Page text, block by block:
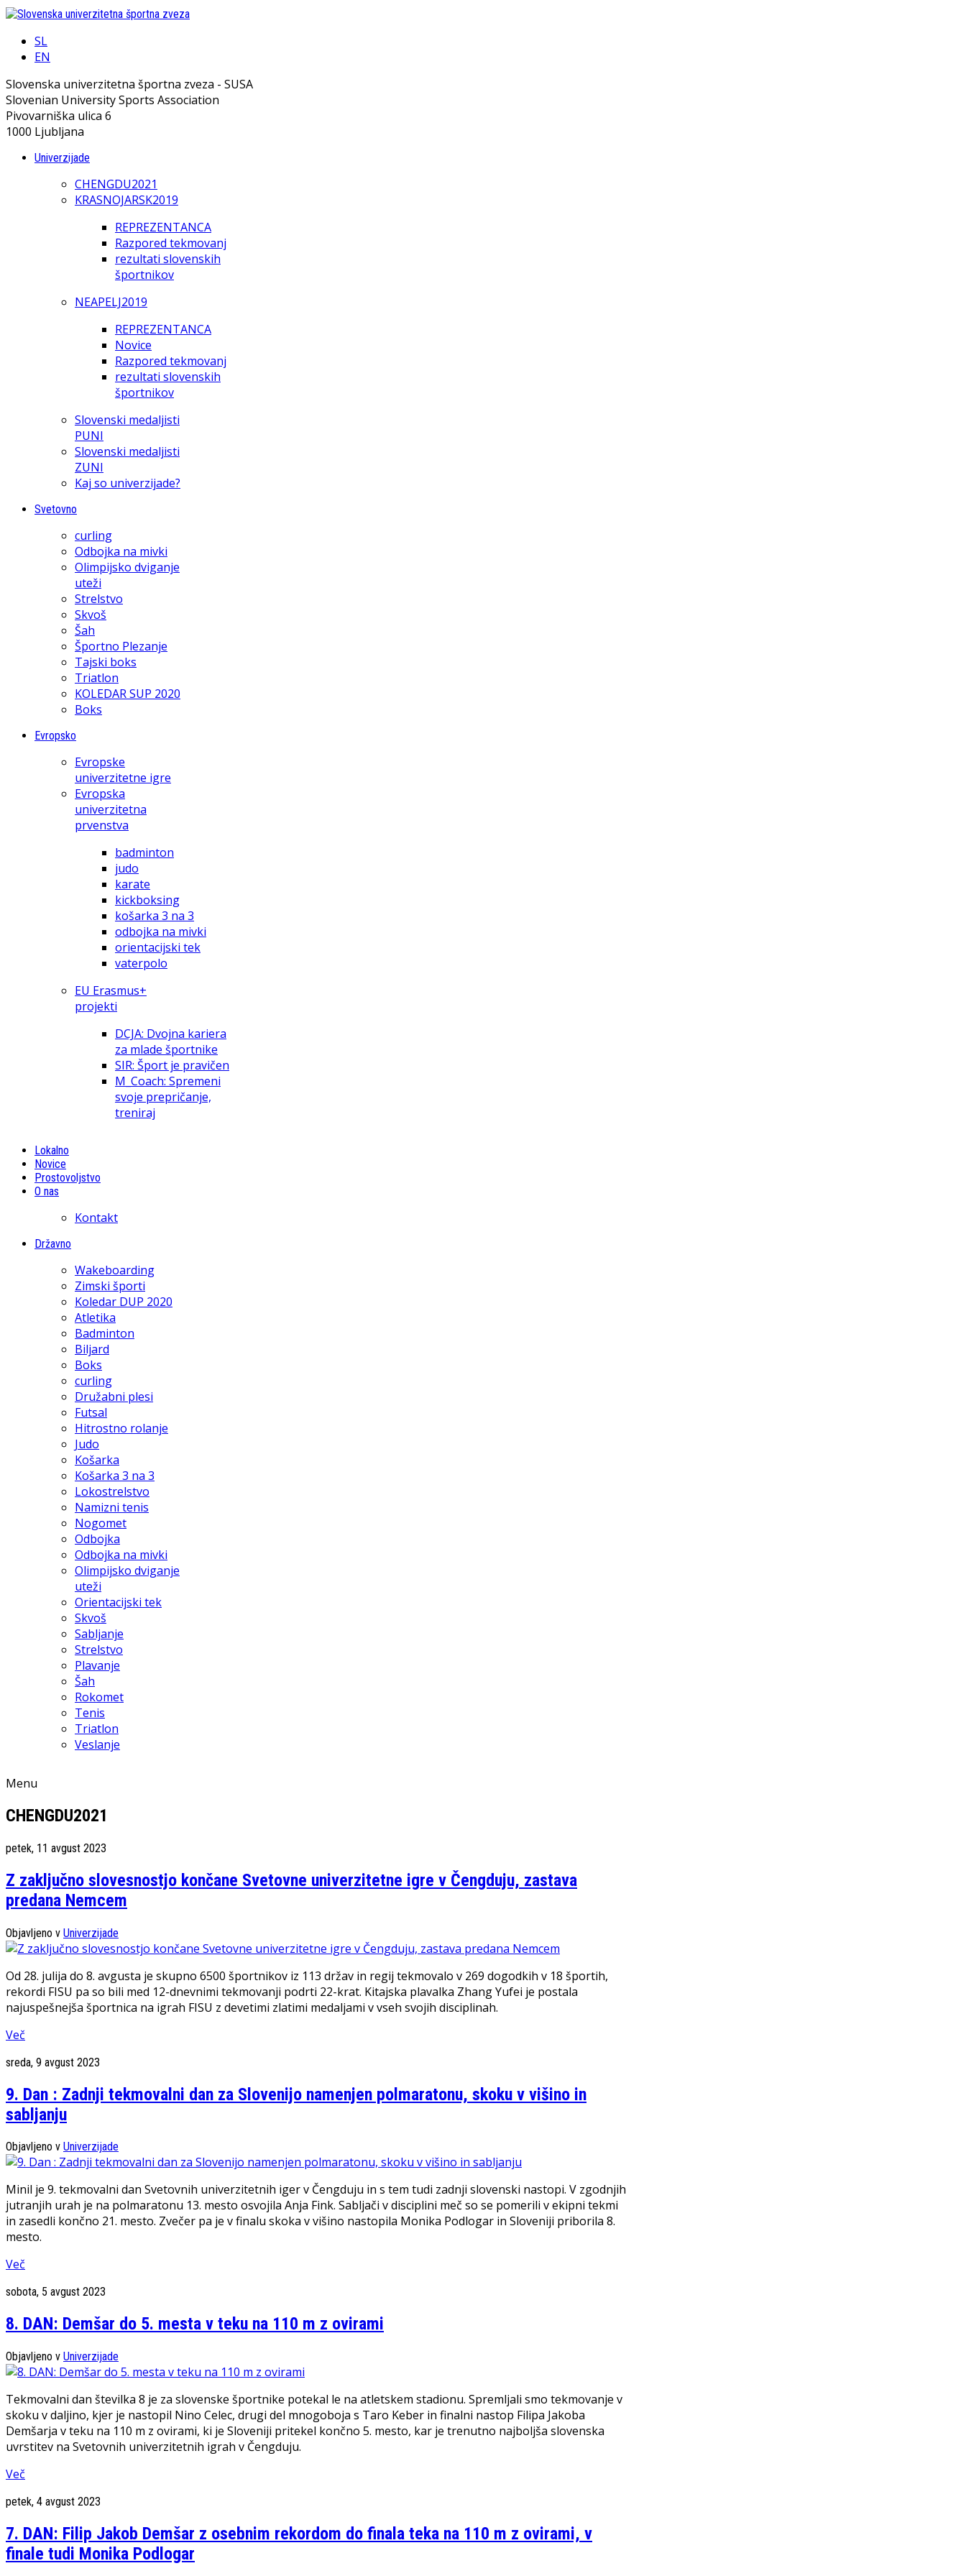
SL
EN
Slovenska univerzitetna športna zveza - SUSA
Slovenian University Sports Association
Pivovarniška ulica 6
1000 Ljubljana
Univerzijade
CHENGDU2021
KRASNOJARSK2019
REPREZENTANCA
Razpored tekmovanj
rezultati slovenskih
športnikov
NEAPELJ2019
REPREZENTANCA
Novice
Razpored tekmovanj
rezultati slovenskih
športnikov
Slovenski medaljisti
PUNI
Slovenski medaljisti
ZUNI
Kaj so univerzijade?
Svetovno
curling
Odbojka na mivki
Olimpijsko dviganje
uteži
Strelstvo
Skvoš
Šah
Športno Plezanje
Tajski boks
Triatlon
KOLEDAR SUP 2020
Boks
Evropsko
Evropske
univerzitetne igre
Evropska
univerzitetna
prvenstva
badminton
judo
karate
kickboksing
košarka 3 na 3
odbojka na mivki
orientacijski tek
vaterpolo
EU Erasmus+
projekti
DCJA: Dvojna kariera
za mlade športnike
SIR: Šport je pravičen
M_Coach: Spremeni
svoje prepričanje,
treniraj
Lokalno
Novice
Prostovoljstvo
O nas
Kontakt
Državno
Wakeboarding
Zimski športi
Koledar DUP 2020
Atletika
Badminton
Biljard
Boks
curling
Družabni plesi
Futsal
Hitrostno rolanje
Judo
Košarka
Košarka 3 na 3
Lokostrelstvo
Namizni tenis
Nogomet
Odbojka
Odbojka na mivki
Olimpijsko dviganje
uteži
Orientacijski tek
Skvoš
Sabljanje
Strelstvo
Plavanje
Šah
Rokomet
Tenis
Triatlon
Veslanje
Menu
CHENGDU2021
petek, 11 avgust 2023
Z zaključno slovesnostjo končane Svetovne univerzitetne igre v Čengduju, zastava
predana Nemcem
Objavljeno v Univerzijade
Od 28. julija do 8. avgusta je skupno 6500 športnikov iz 113 držav in regij tekmovalo v 269 dogodkih v 18 športih,
rekordi FISU pa so bili med 12-dnevnimi tekmovanji podrti 22-krat. Kitajska plavalka Zhang Yufei je postala
najuspešnejša športnica na igrah FISU z devetimi zlatimi medaljami v vseh svojih disciplinah.
Več
sreda, 9 avgust 2023
9. Dan : Zadnji tekmovalni dan za Slovenijo namenjen polmaratonu, skoku v višino in
sabljanju
Objavljeno v Univerzijade
Minil je 9. tekmovalni dan Svetovnih univerzitetnih iger v Čengduju in s tem tudi zadnji slovenski nastopi. V zgodnjih
jutranjih urah je na polmaratonu 13. mesto osvojila Anja Fink. Sabljači v disciplini meč so se pomerili v ekipni tekmi
in zasedli končno 21. mesto. Zvečer pa je v finalu skoka v višino nastopila Monika Podlogar in Sloveniji priborila 8.
mesto.
Več
sobota, 5 avgust 2023
8. DAN: Demšar do 5. mesta v teku na 110 m z ovirami
Objavljeno v Univerzijade
Tekmovalni dan številka 8 je za slovenske športnike potekal le na atletskem stadionu. Spremljali smo tekmovanje v
skoku v daljino, kjer je nastopil Nino Celec, drugi del mnogoboja s Taro Keber in finalni nastop Filipa Jakoba
Demšarja v teku na 110 m z ovirami, ki je Sloveniji pritekel končno 5. mesto, kar je trenutno najboljša slovenska
uvrstitev na Svetovnih univerzitetnih igrah v Čengduju.
Več
petek, 4 avgust 2023
7. DAN: Filip Jakob Demšar z osebnim rekordom do finala teka na 110 m z ovirami, v
finale tudi Monika Podlogar